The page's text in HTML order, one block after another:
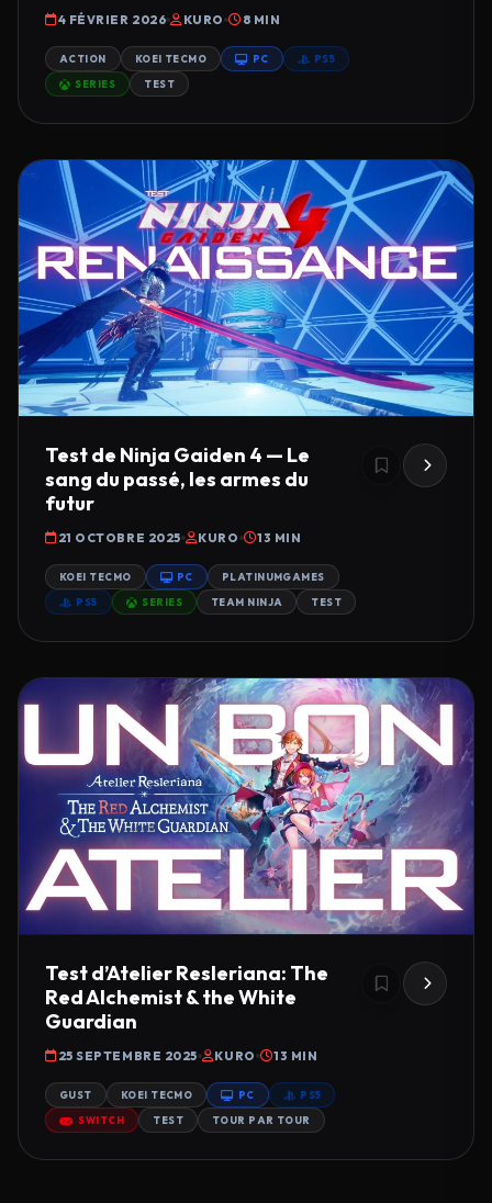
4 FÉVRIER 2026 KURO 8 MIN
ACTION KOEI TECMO PC PS5
SERIES TEST
Test de Ninja Gaiden 4 — Le
sang du passé, les armes du
futur
21 OCTOBRE 2025 KURO 13 MIN
KOEI TECMO PC PLATINUMGAMES
PS5 SERIES TEAM NINJA TEST
Test d’Atelier Resleriana: The
Red Alchemist & the White
Guardian
25 SEPTEMBRE 2025 KURO 13 MIN
GUST KOEI TECMO PC PS5
SWITCH TEST TOUR PAR TOUR